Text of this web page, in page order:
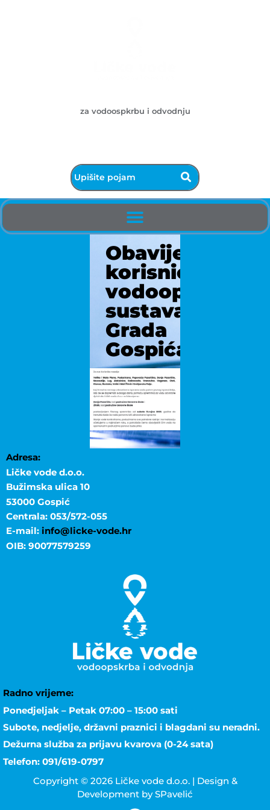
za vodoospkrbu i odvodnju
Obavijest
korisnicima
sustava
Grada
Gospića
Adresa:
Ličke vode d.o.o.
Bužimska ulica 10
53000 Gospić
Centrala: 053/572-055
E-mail: info@licke-vode.hr
OIB: 90077579259
Radno vrijeme:
Ponedjeljak – Petak 07:00 – 15:00 sati
Subote, nedjelje, državni praznici i blagdani su neradni.
Dežurna služba za prijavu kvarova (0-24 sata)
Telefon: 091/619-0797
Copyright © 2026 Ličke vode d.o.o. | Design &
Development by SPavelić